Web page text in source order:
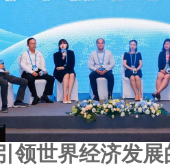
领世界经济发展